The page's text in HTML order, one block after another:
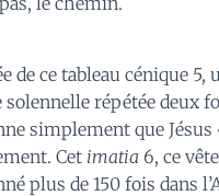
de ce tableau cénique 5,
répétée deux
simplement que Jésus
Cet imatia 6, ce
plus de 150 fois dans